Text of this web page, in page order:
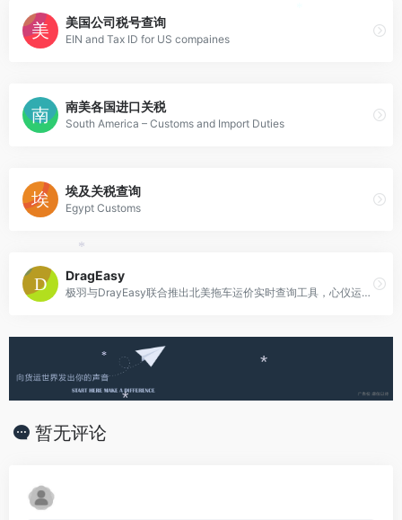
美国公司税号查询
EIN and Tax ID for US compaines
南美各国进口关税
South America – Customs and Import Duties
埃及关税查询
Egypt Customs
DragEasy
极羽与DrayEasy联合推出北美拖车运价实时查询工具，心仪运价可以直接下单，北美专属中文客服24小时在线为您服务
暂无评论